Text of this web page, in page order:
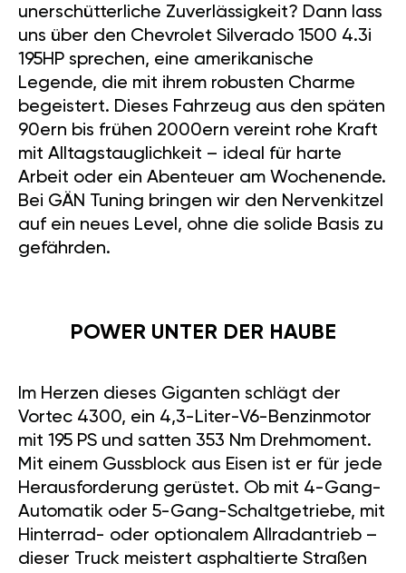
unerschütterliche Zuverlässigkeit? Dann lass
uns über den Chevrolet Silverado 1500 4.3i
195HP sprechen, eine amerikanische
Legende, die mit ihrem robusten Charme
begeistert. Dieses Fahrzeug aus den späten
90ern bis frühen 2000ern vereint rohe Kraft
mit Alltagstauglichkeit – ideal für harte
Arbeit oder ein Abenteuer am Wochenende.
Bei GÄN Tuning bringen wir den Nervenkitzel
auf ein neues Level, ohne die solide Basis zu
gefährden.
POWER UNTER DER HAUBE
Im Herzen dieses Giganten schlägt der
Vortec 4300, ein 4,3-Liter-V6-Benzinmotor
mit 195 PS und satten 353 Nm Drehmoment.
Mit einem Gussblock aus Eisen ist er für jede
Herausforderung gerüstet. Ob mit 4-Gang-
Automatik oder 5-Gang-Schaltgetriebe, mit
Hinterrad- oder optionalem Allradantrieb –
dieser Truck meistert asphaltierte Straßen